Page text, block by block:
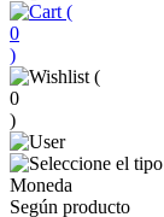
(
0
)
(
0
)
Moneda
Según producto